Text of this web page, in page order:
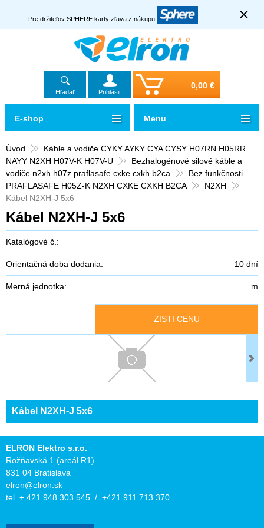
Pre držiteľov SPHERE karty zľava z nákupu ×
Hľadať Prihlásiť
0,00 €
Úvod
Káble a vodiče CYKY AYKY CYA CYSY H07RN H05RR
NAYY N2XH H07V-K H07V-U
Bezhalogénové silové káble a
vodiče n2xh h07z praflasafe cxke cxkh b2ca
Bez funkčnosti
PRAFLASAFE H05Z-K N2XH CXKE CXKH B2CA
N2XH
Kábel N2XH-J 5x6
Kábel N2XH-J 5x6
Katalógové č.:
Orientačná doba dodania: 10 dní
Merná jednotka: m
ZISTI CENU
Kábel N2XH-J 5x6
E-shop Menu
ELRON Elektro s.r.o.
Rožňavská 1 (areál R1)
831 04 Bratislava
elron@elron.sk
tel. + 421 948 303 545 / +421 911 713 370